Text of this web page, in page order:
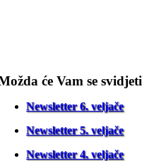
će Vam se svidjeti
Newsletter 6. veljače
Newsletter 5. veljače
Newsletter 4. veljače